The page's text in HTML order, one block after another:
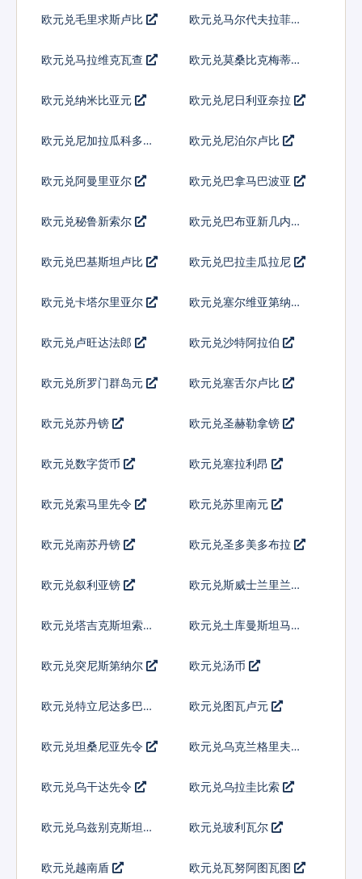
欧元兑毛里求斯卢比 欧元兑马尔代夫拉菲亚
欧元兑马拉维克瓦查
欧元兑莫桑比克梅蒂卡
欧元兑纳米比亚元 欧元兑尼日利亚奈拉
欧元兑尼加拉瓜科多巴 欧元兑尼泊尔卢比
欧元兑阿曼里亚尔 欧元兑巴拿马巴波亚
欧元兑秘鲁新索尔
欧元兑巴布亚新几内亚
欧元兑巴基斯坦卢比 欧元兑巴拉圭瓜拉尼
欧元兑卡塔尔里亚尔 欧元兑塞尔维亚第纳尔
欧元兑卢旺达法郎 欧元兑沙特阿拉伯
欧元兑所罗门群岛元 欧元兑塞舌尔卢比
欧元兑苏丹镑 欧元兑圣赫勒拿镑
欧元兑数字货币 欧元兑塞拉利昂
欧元兑索马里先令 欧元兑苏里南元
欧元兑南苏丹镑 欧元兑圣多美多布拉
欧元兑叙利亚镑
欧元兑斯威士兰里兰吉
欧元兑塔吉克斯坦索莫
欧元兑土库曼斯坦马纳
欧元兑突尼斯第纳尔 欧元兑汤币
欧元兑特立尼达多巴哥
欧元兑图瓦卢元
欧元兑坦桑尼亚先令 欧元兑乌克兰格里夫纳
欧元兑乌干达先令 欧元兑乌拉圭比索
欧元兑乌兹别克斯坦索
欧元兑玻利瓦尔
欧元兑越南盾 欧元兑瓦努阿图瓦图